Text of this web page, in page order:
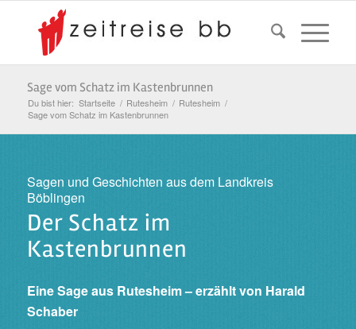
Sage vom Schatz im Kastenbrunnen
Du bist hier: Startseite / Rutesheim / Rutesheim /
Sage vom Schatz im Kastenbrunnen
Sagen und Geschichten aus dem Landkreis
Böblingen
Der Schatz im
Kastenbrunnen
Eine Sage aus Rutesheim – erzählt von Harald
Schaber